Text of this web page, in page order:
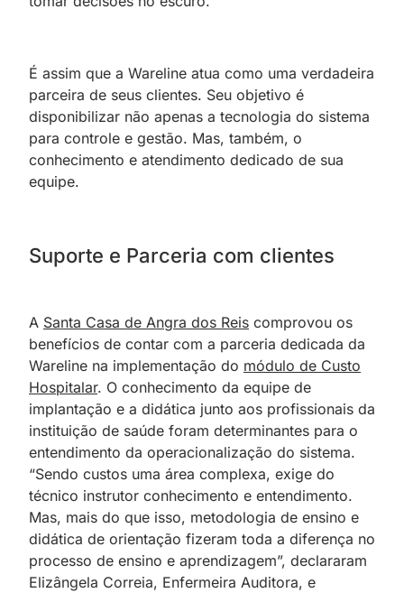
É assim que a Wareline atua como uma verdadeira
parceira de seus clientes. Seu objetivo é
disponibilizar não apenas a tecnologia do sistema
para controle e gestão. Mas, também, o
conhecimento e atendimento dedicado de sua
equipe.
Suporte e Parceria com clientes
A Santa Casa de Angra dos Reis comprovou os
benefícios de contar com a parceria dedicada da
Wareline na implementação do módulo de Custo
Hospitalar. O conhecimento da equipe de
implantação e a didática junto aos profissionais da
instituição de saúde foram determinantes para o
entendimento da operacionalização do sistema.
“Sendo custos uma área complexa, exige do
técnico instrutor conhecimento e entendimento.
Mas, mais do que isso, metodologia de ensino e
didática de orientação fizeram toda a diferença no
processo de ensino e aprendizagem”, declararam
Elizângela Correia, Enfermeira Auditora, e